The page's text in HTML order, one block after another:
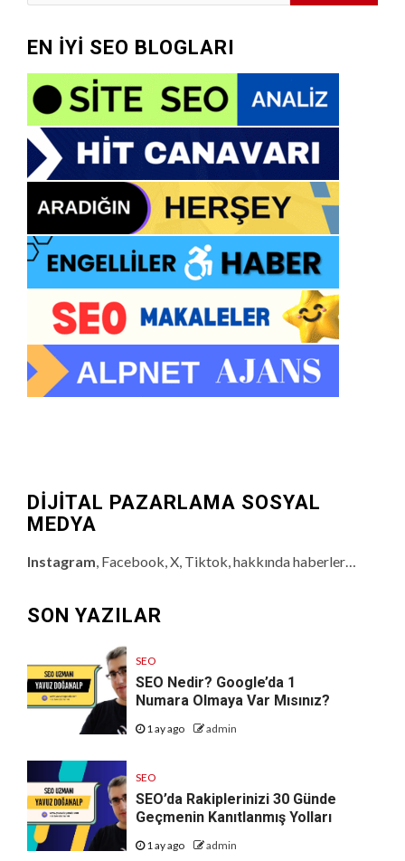
EN İYİ SEO BLOGLARI
DİJİTAL PAZARLAMA SOSYAL
MEDYA
Instagram , Facebook, X, Tiktok, hakkında haberler…
SON YAZILAR
SEO
SEO Nedir? Google’da 1
Numara Olmaya Var Mısınız?
1 ay ago admin
SEO
SEO’da Rakiplerinizi 30 Günde
Geçmenin Kanıtlanmış Yolları
1 ay ago admin